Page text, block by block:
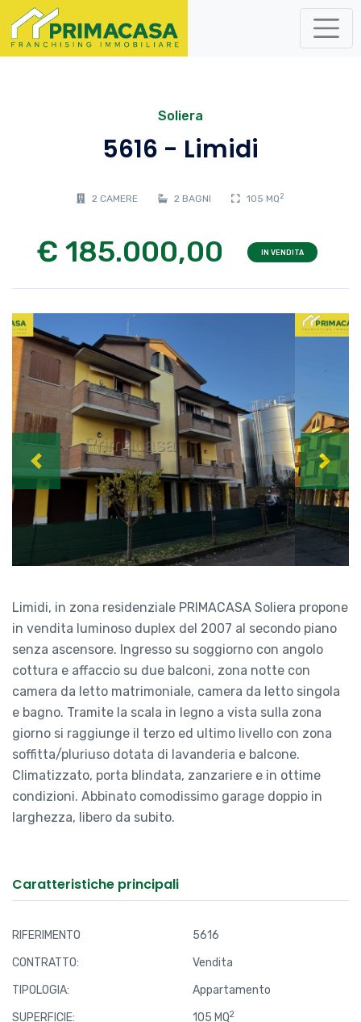
Soliera
5616 - Limidi
2 CAMERE 2 BAGNI 105 MQ 2
€ 185.000,00 IN VENDITA
Previous Next
Limidi, in zona residenziale PRIMACASA Soliera propone
in vendita luminoso duplex del 2007 al secondo piano
senza ascensore. Ingresso su soggiorno con angolo
cottura e affaccio su due balconi, zona notte con
camera da letto matrimoniale, camera da letto singola
e bagno. Tramite la scala in legno a vista sulla zona
giorno si raggiunge il terzo ed ultimo livello con zona
soffitta/pluriuso dotata di lavanderia e balcone.
Climatizzato, porta blindata, zanzariere e in ottime
condizioni. Abbinato comodissimo garage doppio in
larghezza, libero da subito.
Caratteristiche principali
RIFERIMENTO
5616
CONTRATTO:
Vendita
TIPOLOGIA:
Appartamento
SUPERFICIE:
105 MQ2